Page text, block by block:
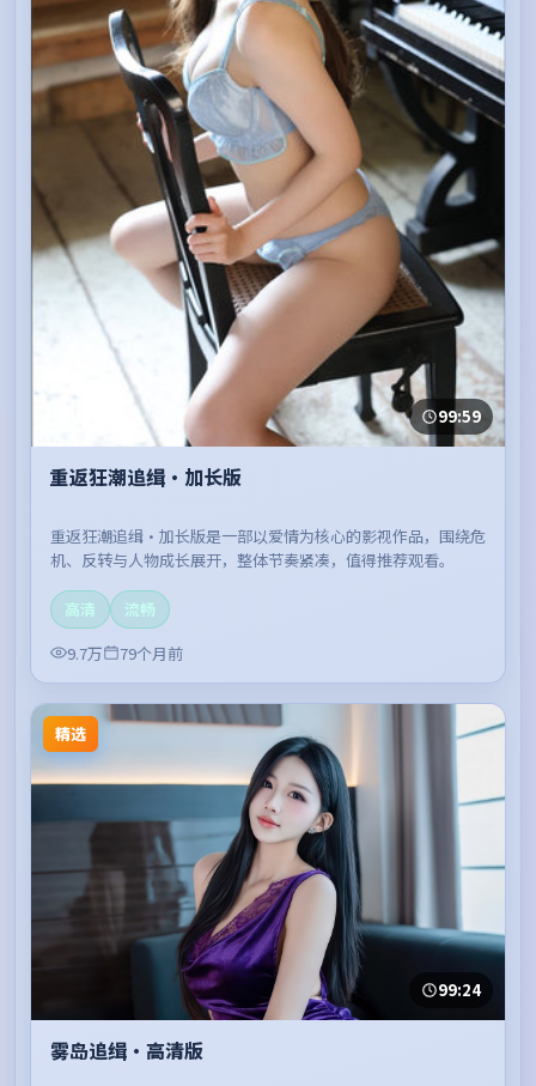
99:59
重返狂潮追缉·加长版
重返狂潮追缉·加长版是一部以爱情为核心的影视作品，围绕危
机、反转与人物成长展开，整体节奏紧凑，值得推荐观看。
高清
流畅
9.7万
79个月前
精选
99:24
雾岛追缉·高清版